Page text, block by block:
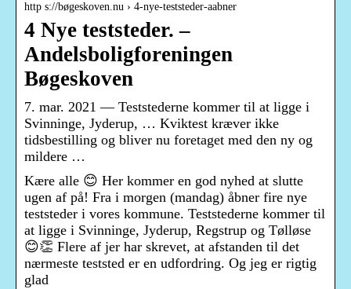
http s://bøgeskoven.nu › 4-nye-teststeder-aabner
4 Nye teststeder. –
Andelsboligforeningen
Bøgeskoven
7. mar. 2021 — Teststederne kommer til at ligge i
Svinninge, Jyderup, … Kviktest kræver ikke
tidsbestilling og bliver nu foretaget med den ny og
mildere …
Kære alle 😊 Her kommer en god nyhed at slutte
ugen af på! Fra i morgen (mandag) åbner fire nye
teststeder i vores kommune. Teststederne kommer til
at ligge i Svinninge, Jyderup, Regstrup og Tølløse
😊👏 Flere af jer har skrevet, at afstanden til det
nærmeste teststed er en udfordring. Og jeg er rigtig
glad